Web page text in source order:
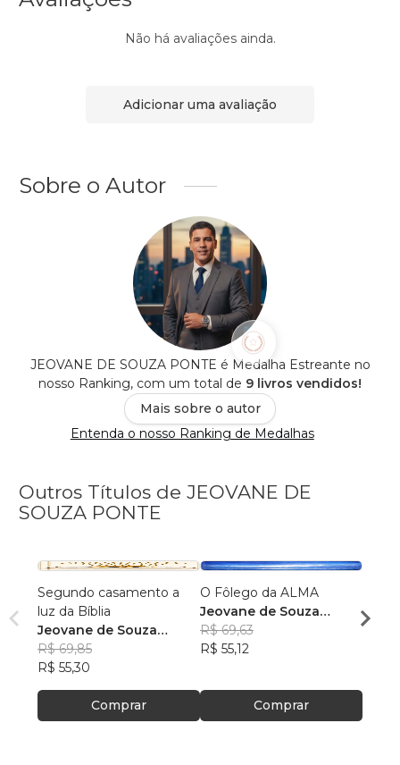
Não há avaliações ainda.
Adicionar uma avaliação
Sobre o Autor
JEOVANE DE SOUZA PONTE é Medalha Estreante no
nosso Ranking, com um total de 9 livros vendidos!
Mais sobre o autor
Entenda o nosso Ranking de Medalhas
Outros Títulos de JEOVANE DE
SOUZA PONTE
Segundo casamento a
luz da Bíblia
Jeovane de Souza
Ponte
R$ 69,85
R$ 55,30
Comprar
O Fôlego da ALMA
Jeovane de Souza
Ponte
R$ 69,63
R$ 55,12
Comprar
R$